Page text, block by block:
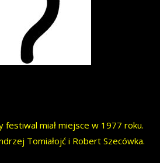
miał miejsce w 1977 roku.
Tomiałojć i Robert Szecówka.